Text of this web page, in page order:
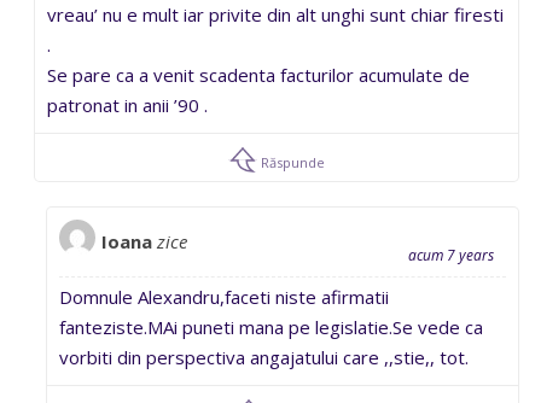
vreau’ nu e mult iar privite din alt unghi sunt chiar firesti
.
Se pare ca a venit scadenta facturilor acumulate de
patronat in anii ’90 .
Răspunde
Ioana zice
acum 7 years
Domnule Alexandru,faceti niste afirmatii
fanteziste.MAi puneti mana pe legislatie.Se vede ca
vorbiti din perspectiva angajatului care ,,stie,, tot.